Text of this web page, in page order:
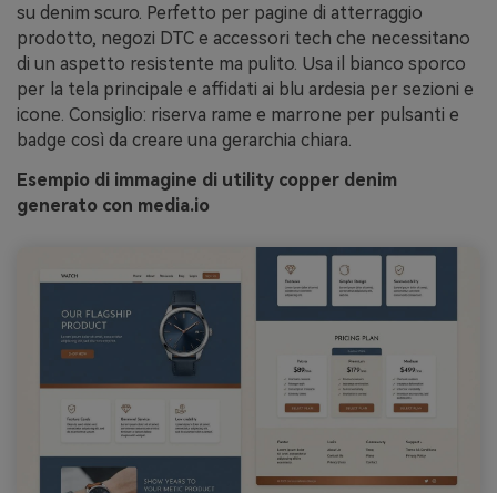
su denim scuro. Perfetto per pagine di atterraggio
prodotto, negozi DTC e accessori tech che necessitano
di un aspetto resistente ma pulito. Usa il bianco sporco
per la tela principale e affidati ai blu ardesia per sezioni e
icone. Consiglio: riserva rame e marrone per pulsanti e
badge così da creare una gerarchia chiara.
Esempio di immagine di utility copper denim
generato con media.io